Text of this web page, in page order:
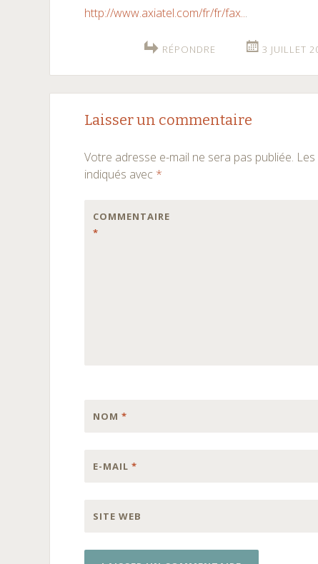
http://www.axiatel.com/fr/fr/fax...
RÉPONDRE 3 JUILLET
Laisser un commentaire
Votre adresse e-mail ne sera pas publiée.
indiqués avec *
COMMENTAIRE
*
NOM*
E-MAIL*
SITE WEB